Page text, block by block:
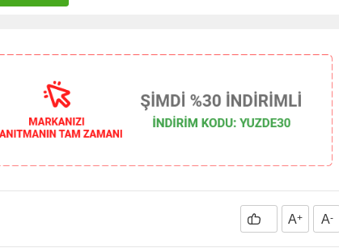
A+ A-